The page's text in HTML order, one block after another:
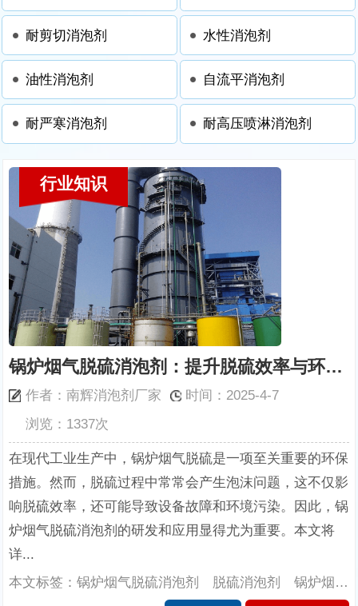
耐剪切消泡剂 水性消泡剂
油性消泡剂 自流平消泡剂
耐严寒消泡剂 耐高压喷淋消泡剂
行业知识
锅炉烟气脱硫消泡剂：提升脱硫效率与环境保护的关键
作者：南辉消泡剂厂家
时间：2025-4-7
浏览：1337次
在现代工业生产中，锅炉烟气脱硫是一项至关重要的环保
措施。然而，脱硫过程中常常会产生泡沫问题，这不仅影
响脱硫效率，还可能导致设备故障和环境污染。因此，锅
炉烟气脱硫消泡剂的研发和应用显得尤为重要。本文将
详...
本文标签：锅炉烟气脱硫消泡剂 脱硫消泡剂 锅炉烟气脱硫消泡剂的应用 南辉消泡剂厂家